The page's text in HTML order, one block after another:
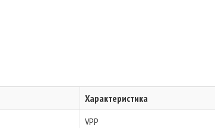
Характеристика
VPP